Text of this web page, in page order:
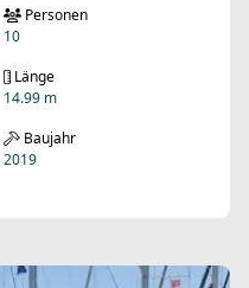
Personen
10
Länge
14.99 m
Baujahr
2019